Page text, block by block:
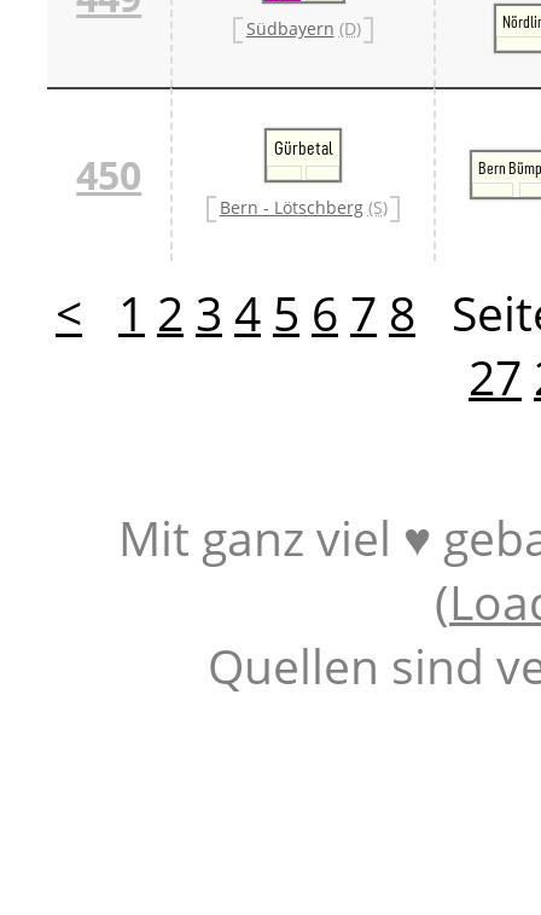
Südbayern (D)
450
Gürbetal
Bern - Lötschberg (S)
Bern
< 1 2 3 4 5 6 7 8
27
Mit ganz viel ♥
(
Quellen sind